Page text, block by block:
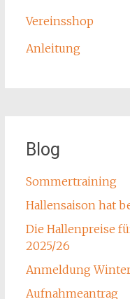
Vereinsshop
Anleitung
Blog
Sommertraining
Hallensaison hat
Die Hallenpreise
2025/26
Anmeldung
Aufnahmeantrag